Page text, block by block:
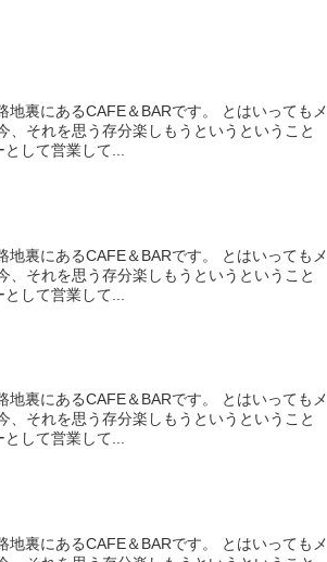
裏にあるCAFE＆BARです。 とはいってもメ
それを思う存分楽しもうというということ
して営業して...
裏にあるCAFE＆BARです。 とはいってもメ
それを思う存分楽しもうというということ
して営業して...
裏にあるCAFE＆BARです。 とはいってもメ
それを思う存分楽しもうというということ
して営業して...
裏にあるCAFE＆BARです。 とはいってもメ